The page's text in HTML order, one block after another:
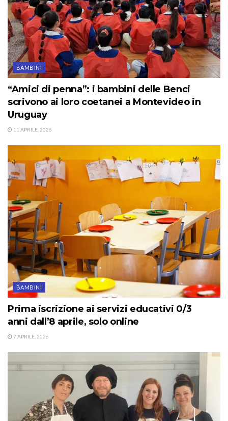
BAMBINI
“Amici di penna”: i bambini delle Benci
scrivono ai loro coetanei a Montevideo in
Uruguay
11 APRILE, 2026
BAMBINI
Prima iscrizione ai servizi educativi 0/3
anni dall’8 aprile, solo online
7 APRILE, 2026